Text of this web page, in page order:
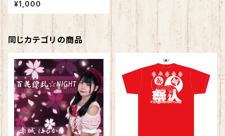
¥1,000
同じカテゴリの商品